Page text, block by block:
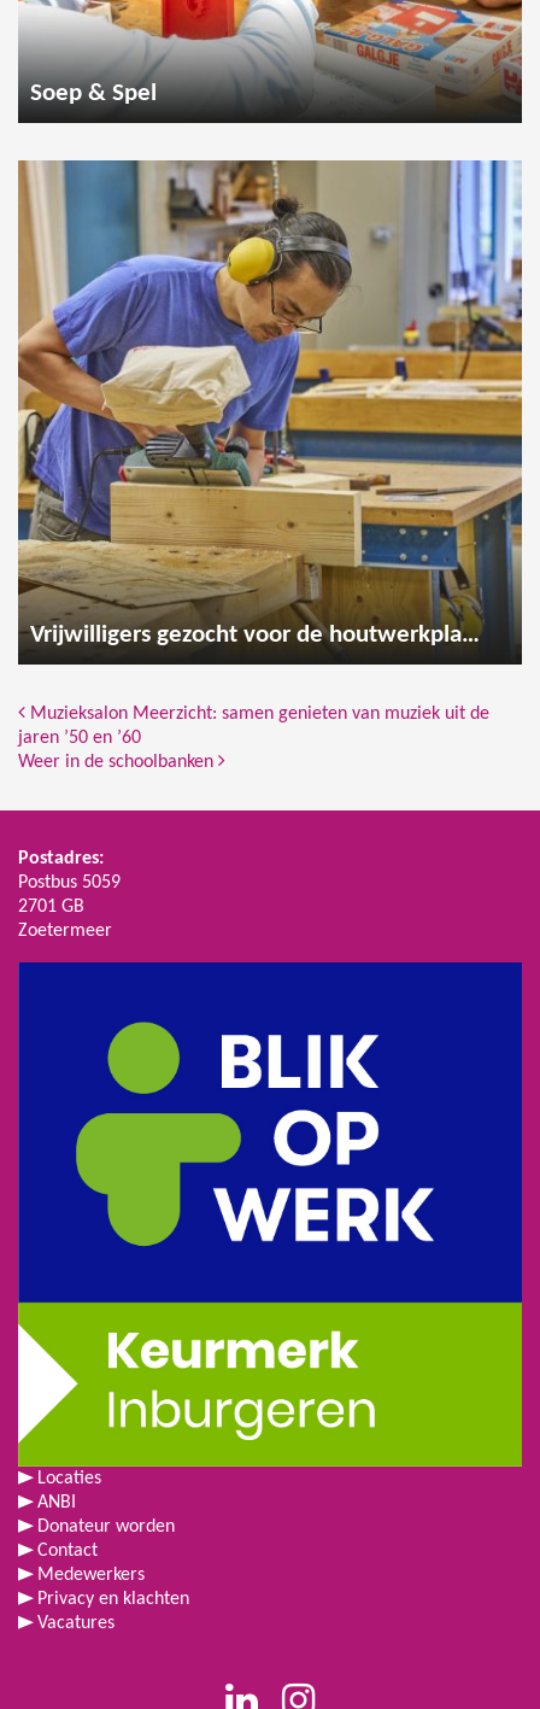
Soep & Spel
Vrijwilligers gezocht voor de houtwerkplaats
Bericht Navigatie
Muzieksalon Meerzicht: samen genieten van muziek uit de
jaren ’50 en ’60
Weer in de schoolbanken
Postadres:
Postbus 5059
2701 GB
Zoetermeer
Locaties
ANBI
Donateur worden
Contact
Medewerkers
Privacy en klachten
Vacatures